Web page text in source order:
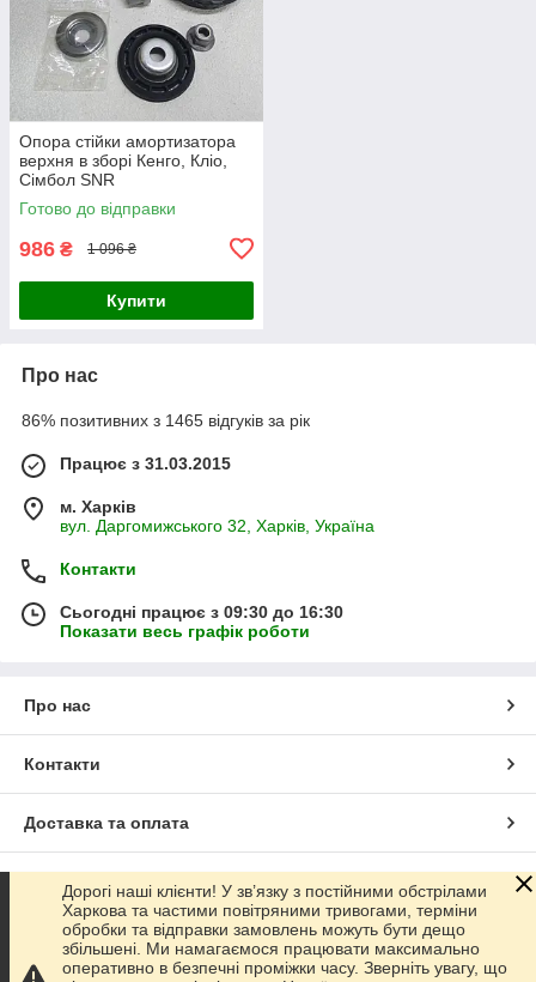
Опора стійки амортизатора
верхня в зборі Кенго, Кліо,
Сімбол SNR
Готово до відправки
986 ₴ 1 096 ₴
Купити
Про нас
86% позитивних з 1465 відгуків за рік
Працює з 31.03.2015
м. Харків
вул. Даргомижського 32, Харків, Україна
Контакти
Сьогодні працює з 09:30 до 16:30
Показати весь графік роботи
Про нас
Контакти
Доставка та оплата
Графік роботи
Повна версія сайту
Дорогі наші клієнти! У зв’язку з постійними обстрілами
Харкова та частими повітряними тривогами, терміни
обробки та відправки замовлень можуть бути дещо
збільшені. Ми намагаємося працювати максимально
оперативно в безпечні проміжки часу. Зверніть увагу, що